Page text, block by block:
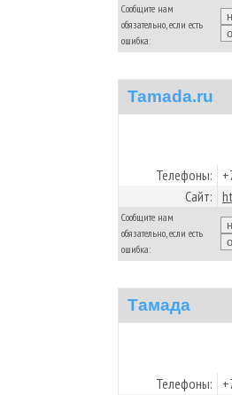
Сообщите нам
обязательно, если есть
ошибка:
Tamada.ru
Телефоны:
Сайт:
Сообщите нам
обязательно, если есть
ошибка:
Тамада
Телефоны: